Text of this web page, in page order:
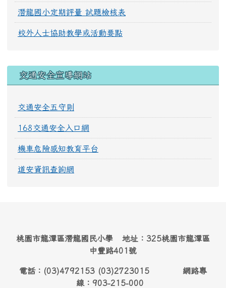
潛龍國小定期評量 試題檢核表
校外人士協助教學或活動要點
交通安全宣導網站
交通安全五守則
168交通安全入口網
機車危險感知教育平台
道安資訊查詢網
桃園市龍潭區潛龍國民小學 地址：325桃園市龍潭區
中豐路401號
電話：(03)4792153 (03)2723015 網路專
線：903-215-000